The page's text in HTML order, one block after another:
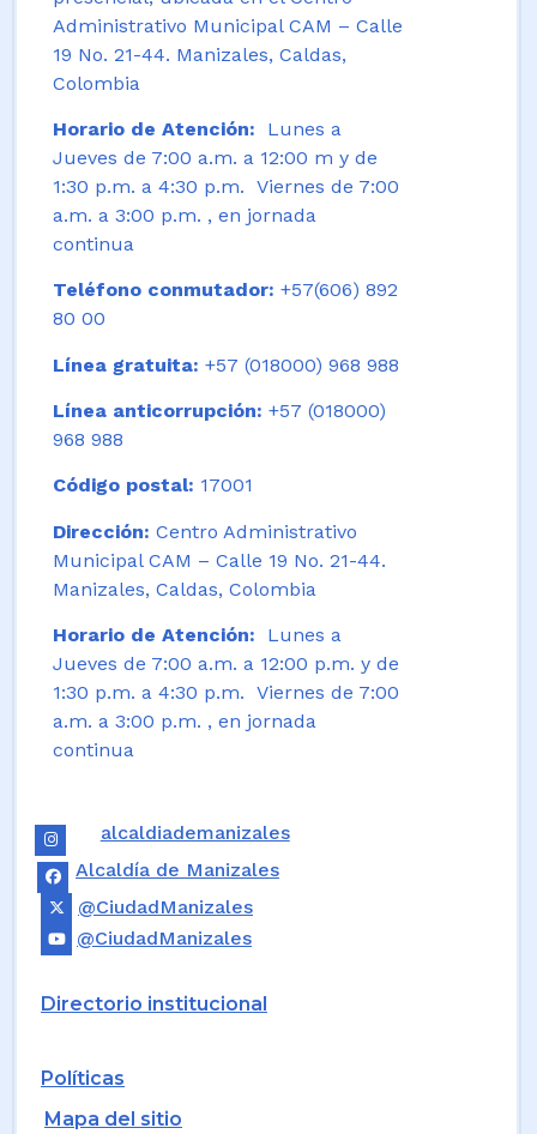
Administrativo Municipal CAM – Calle
19 No. 21-44. Manizales, Caldas,
Colombia
Horario de Atención:
Lunes a
Jueves de 7:00 a.m. a 12:00 m y de
1:30 p.m. a 4:30 p.m. Viernes de 7:00
a.m. a 3:00 p.m. , en jornada
continua
Teléfono conmutador: +57(606) 892
80 00
Línea gratuita: +57 (018000) 968 988
Línea anticorrupción: +57 (018000)
968 988
Código postal: 17001
Dirección: Centro Administrativo
Municipal CAM – Calle 19 No. 21-44.
Manizales, Caldas, Colombia
Horario de Atención: Lunes a
Jueves de 7:00 a.m. a 12:00 p.m. y de
1:30 p.m. a 4:30 p.m. Viernes de 7:00
a.m. a 3:00 p.m. , en jornada
continua
alcaldiademanizales
Alcaldía de Manizales
@CiudadManizales
@CiudadManizales
Directorio institucional
Políticas
Mapa del sitio